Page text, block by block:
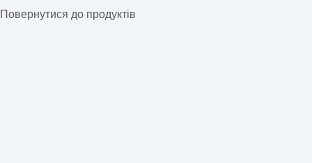
Повернутися до продуктів